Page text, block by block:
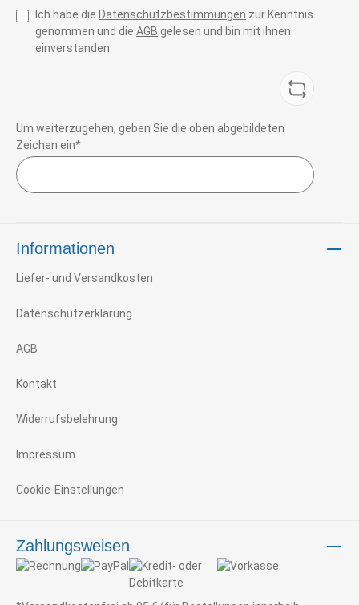
Ich habe die Datenschutzbestimmungen zur Kenntnis
genommen und die AGB gelesen und bin mit ihnen
einverstanden.
Um weiterzugehen, geben Sie die oben abgebildeten
Zeichen ein*
Informationen
Liefer- und Versandkosten
Datenschutzerklärung
AGB
Kontakt
Widerrufsbelehrung
Impressum
Cookie-Einstellungen
Zahlungsweisen